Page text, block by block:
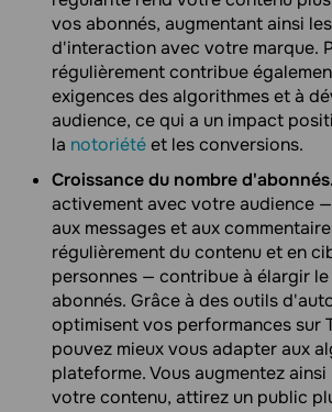
vos abonnés, augmentant ainsi
d'interaction avec votre marque.
régulièrement contribue
exigences des algorithmes et à
audience, ce qui a un impact
la notoriétéet les conversions.
Croissance du nombre
activement avec votre audience
aux messages et aux
régulièrement du contenu et en
personnes — contribue à élargir
abonnés. Grâce à des outils
optimisent vos performances sur
pouvez mieux vous adapter aux
plateforme. Vous augmentez
votre contenu, attirez un public